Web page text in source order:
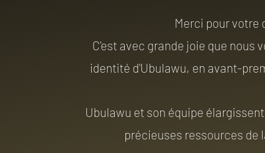
Merci pour votre
C'est avec grande joie que nous
identité d'Ubulawu, en avant-
Ubulawu et son équipe
précieuses ressources de